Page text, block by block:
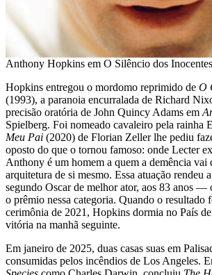
Anthony Hopkins em O Silêncio dos
Hopkins entregou o mordomo reprimido de O
(1993), a paranoia encurralada de Richard
precisão oratória de John Quincy Adams em
Spielberg. Foi nomeado cavaleiro pela rainha
Meu Pai (2020) de Florian Zeller lhe pediu
oposto do que o tornou famoso: onde Lecter
Anthony é um homem a quem a demência vai
arquitetura de si mesmo. Essa atuação rendeu
segundo Oscar de melhor ator, aos 83 anos —
o prêmio nessa categoria. Quando o resultado
cerimônia de 2021, Hopkins dormia no País
vitória na manhã seguinte.
Em janeiro de 2025, duas casas suas em
consumidas pelos incêndios de Los Angeles.